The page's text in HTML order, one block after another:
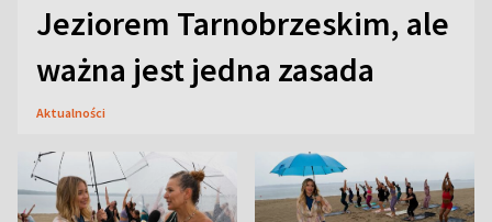
Jeziorem Tarnobrzeskim, ale
ważna jest jedna zasada
Aktualności